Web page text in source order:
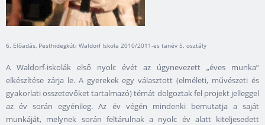
6. Előadás, Pesthidegkúti Waldorf Iskola 2010/2011-es tanév 5. osztály
A Waldorf-iskolák első nyolc évét az úgynevezett „éves munka”
elkészítése zárja le. A gyerekek egy választott (elméleti, művészeti és
gyakorlati összetevőket tartalmazó) témát dolgoztak fel projekt jelleggel
az év során egyénileg. Az év végén mindenki bemutatja a saját
munkáját, melynek során feltárulnak a nyolc év alatt kiteljesedett